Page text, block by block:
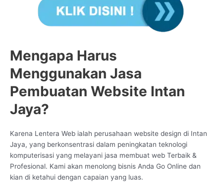
Mengapa Harus
Menggunakan Jasa
Pembuatan Website Intan
Jaya?
Karena Lentera Web ialah perusahaan website design di Intan
Jaya, yang berkonsentrasi dalam peningkatan teknologi
komputerisasi yang melayani jasa membuat web Terbaik &
Profesional. Kami akan menolong bisnis Anda Go Online dan
kian di ketahui dengan capaian yang luas.